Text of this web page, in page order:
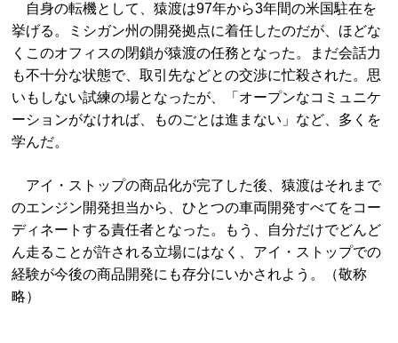
自身の転機として、猿渡は97年から3年間の米国駐在を
挙げる。ミシガン州の開発拠点に着任したのだが、ほどな
くこのオフィスの閉鎖が猿渡の任務となった。まだ会話力
も不十分な状態で、取引先などとの交渉に忙殺された。思
いもしない試練の場となったが、「オープンなコミュニケ
ーションがなければ、ものごとは進まない」など、多くを
学んだ。
アイ・ストップの商品化が完了した後、猿渡はそれまで
のエンジン開発担当から、ひとつの車両開発すべてをコー
ディネートする責任者となった。もう、自分だけでどんど
ん走ることが許される立場にはなく、アイ・ストップでの
経験が今後の商品開発にも存分にいかされよう。（敬称
略）